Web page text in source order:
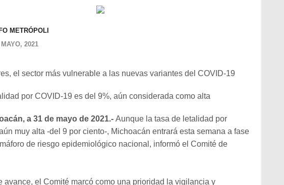
METRÓPOLI
2021
el sector más vulnerable a las nuevas variantes del COVID-19
por COVID-19 es del 9%, aún considerada como alta
a 31 de mayo de 2021.- Aunque la tasa de letalidad por
muy alta -del 9 por ciento-, Michoacán entrará esta semana a fase
de riesgo epidemiológico nacional, informó el Comité de
avance, el Comité marcó como una prioridad la vigilancia y